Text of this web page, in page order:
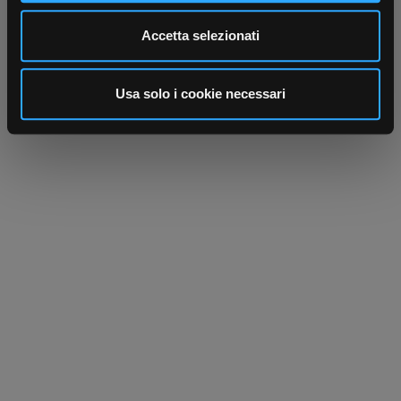
Utilizziamo i cookie per personalizzare contenuti ed
analizzare il nostro traffico. Condividiamo inoltre
informazioni sul modo in cui utilizza il nostro sito con i
nostri partner che si occupano di analisi dei dati web,
pubblicità e social media, i quali potrebbero combinarle
Accetta selezionati
Usa solo i cookie necessari